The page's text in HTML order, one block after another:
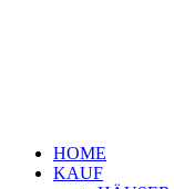
HOME
KAUF